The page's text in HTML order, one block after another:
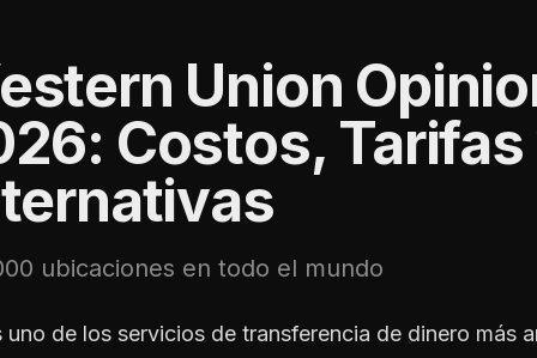
Union
Costos, Tarifas
ubicaciones en todo el mundo
uno de los servicios de transferencia de dinero más